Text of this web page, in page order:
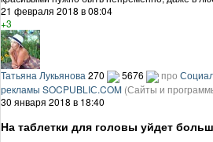
21 февраля 2018 в 08:04
+3
Татьяна Лукьянова 270 5676 про
рекламы SOCPUBLIС.COM (Сайты и
30 января 2018 в 18:40
На таблетки для головы уйдет